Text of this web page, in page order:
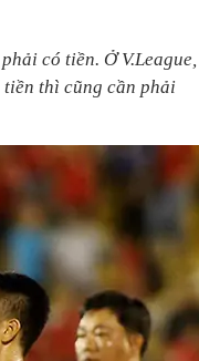
có tiền. Ở V.League,
thì cũng cần phải